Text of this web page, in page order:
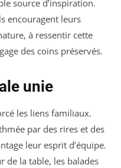
source d’inspiration.
encouragent leurs
à ressentir cette
des coins préservés.
unie
les liens familiaux.
par des rires et des
leur esprit d’équipe.
de la table, les balades